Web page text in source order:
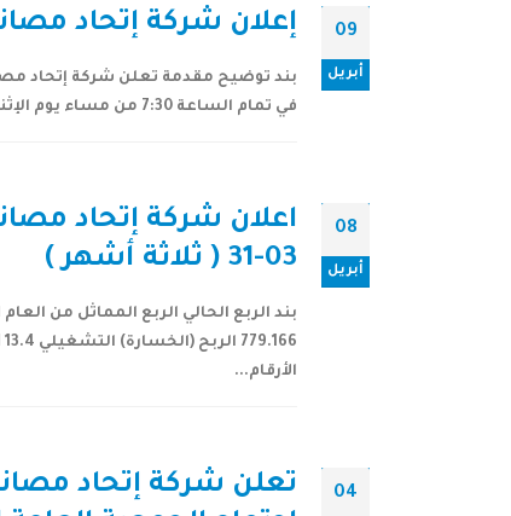
09
أبريل
إعلان شركة إتحاد
بند توضيح مقدمة تعلن شركة إتحاد
في تمام الساعة 7:30 من مساء يوم الإثنين 08/04/2019 م الموافق 03/08/1440 هـ ، بفندق ماريوت الرياض – بمدينة الرياض بعد إكتمال...
08
أبريل
03-31 ( ثلاثة أشهر )
الأرقام...
04
تعلن شركة إتحاد